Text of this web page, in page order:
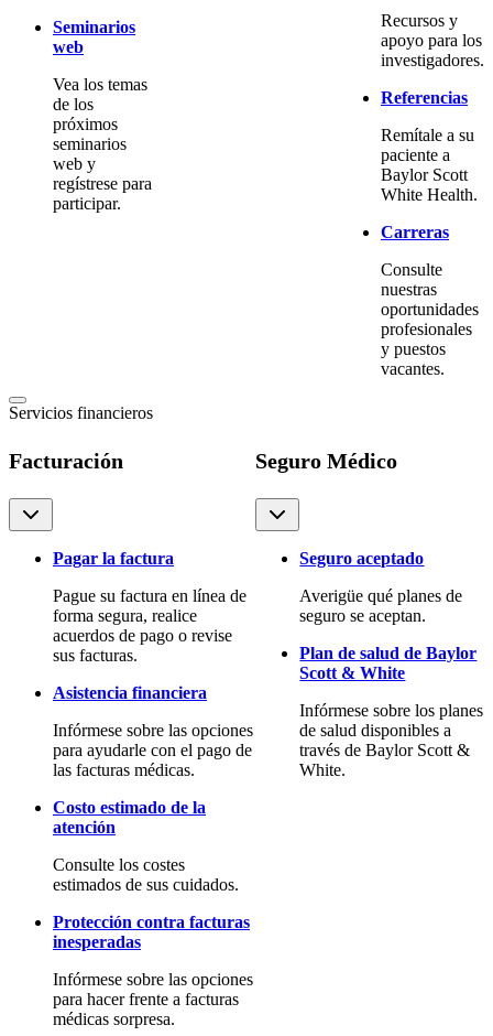
Seminarios
web
Vea los temas
de los
próximos
seminarios
web y
regístrese para
participar.
Recursos y
apoyo para los
investigadores.
Referencias
Remítale a su
paciente a
Baylor Scott
White Health.
Carreras
Consulte
nuestras
oportunidades
profesionales
y puestos
vacantes.
Servicios financieros
Facturación
Pagar la factura
Pague su factura en línea de
forma segura, realice
acuerdos de pago o revise
sus facturas.
Asistencia financiera
Infórmese sobre las opciones
para ayudarle con el pago de
las facturas médicas.
Costo estimado de la
atención
Consulte los costes
estimados de sus cuidados.
Protección contra facturas
inesperadas
Infórmese sobre las opciones
para hacer frente a facturas
médicas sorpresa.
Seguro Médico
Seguro aceptado
Averigüe qué planes de
seguro se aceptan.
Plan de salud de Baylor
Scott & White
Infórmese sobre los planes
de salud disponibles a
través de Baylor Scott &
White.